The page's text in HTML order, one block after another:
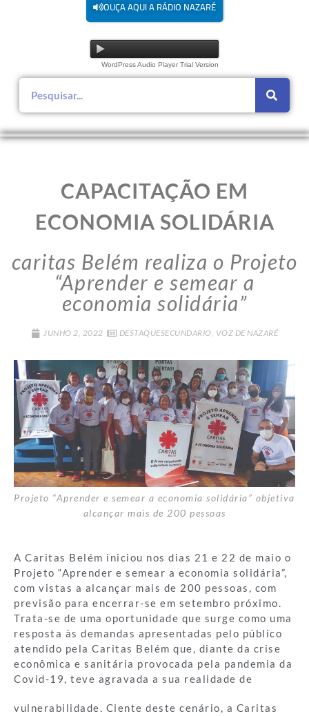
OUÇA AQUI A RÁDIO NAZARÉ
WordPress Audio Player Trial Version
CAPACITAÇÃO EM
ECONOMIA SOLIDÁRIA
caritas Belém realiza o Projeto
“Aprender e semear a
economia solidária”
JUNHO 2, 2022 DESTAQUESECUNDARIO, VOZ DE NAZARÉ
Projeto “Aprender e semear a economia solidária” objetiva
alcançar mais de 200 pessoas
A Caritas Belém iniciou nos dias 21 e 22 de maio o
Projeto “Aprender e semear a economia solidária”,
com vistas a alcançar mais de 200 pessoas, com
previsão para encerrar-se em setembro próximo.
Trata-se de uma oportunidade que surge como uma
resposta às demandas apresentadas pelo público
atendido pela Caritas Belém que, diante da crise
econômica e sanitária provocada pela pandemia da
Covid-19, teve agravada a sua realidade de
vulnerabilidade. Ciente deste cenário, a Caritas